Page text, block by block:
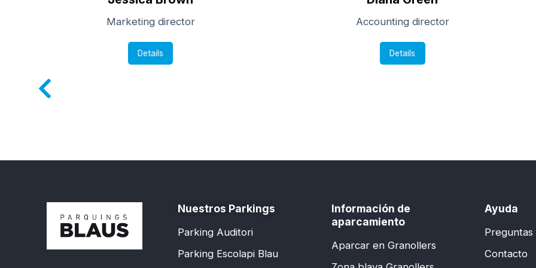
Marketing director
Details
Accounting director
Details
Nuestros Parkings
Parking Auditori
Parking Escolapi Blau
Información de
aparcamiento
Aparcar en Granollers
Ayuda
Contacto